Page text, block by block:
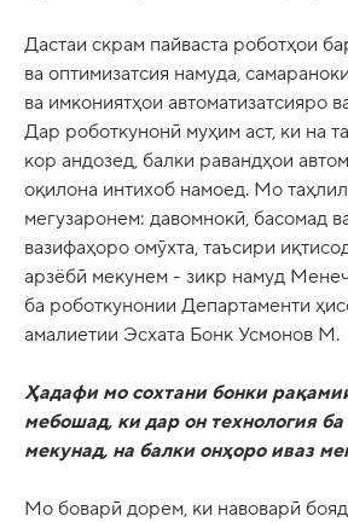
Дастаи скрам пайваста роботҳои
ва оптимизатсия намуда,
ва имкониятҳои автоматизатсияро
Дар роботкунонӣ муҳим аст, ки на
кор андозед, балки равандҳои
оқилона интихоб намоед. Мо
мегузаронем: давомнокӣ, басомад
вазифаҳоро омӯхта, таъсири
арзёбӣ мекунем - зикр намуд
ба роботкунонии Департаменти
амалиетии Эсхата Бонк Усмонов М.
Ҳадафи мо сохтани бонки
мебошад, ки дар он технология
мекунад, на балки онҳоро иваз
Мо боварӣ дорем, ки навоварӣ